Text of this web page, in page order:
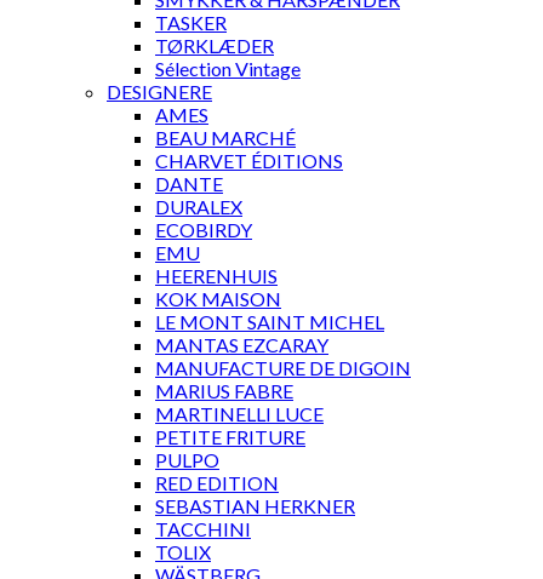
TASKER
TØRKLÆDER
Sélection Vintage
DESIGNERE
AMES
BEAU MARCHÉ
CHARVET ÉDITIONS
DANTE
DURALEX
ECOBIRDY
EMU
HEERENHUIS
KOK MAISON
LE MONT SAINT MICHEL
MANTAS EZCARAY
MANUFACTURE DE DIGOIN
MARIUS FABRE
MARTINELLI LUCE
PETITE FRITURE
PULPO
RED EDITION
SEBASTIAN HERKNER
TACCHINI
TOLIX